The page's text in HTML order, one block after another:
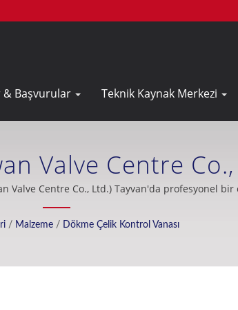
& Başvurular Teknik Kaynak Merkezi
Valve Centre
Kontrol Vanası
Valve Centre Co., Ltd.) Tayvan'da profesyonel
/ Malzeme / Dökme Çelik Kontrol Vanası